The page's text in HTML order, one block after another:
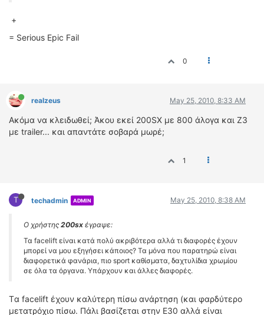
+
= Serious Epic Fail
0
realzeus May 25, 2010, 8:33 AM
Ακόμα να κλειδωθεί; Άκου εκεί 200SX με 800 άλογα και Ζ3
με trailer... και απαντάτε σοβαρά μωρέ;
1
T techadmin ADMIN May 25, 2010, 8:38 AM
Ο χρήστης 200sx έγραψε:
Τα facelift είναι κατά πολύ ακριβότερα αλλά τι διαφορές έχουν
μπορεί να μου εξηγήσει κάποιος? Τα μόνα που παρατηρώ είναι
διαφορετικά φανάρια, πιο sport καθίσματα, δαχτυλίδια χρωμίου
σε όλα τα όργανα. Υπάρχουν και άλλες διαφορές.
Tα facelift έχουν καλύτερη πίσω ανάρτηση (και φαρδύτερο
μετατρόχιο πίσω. Πάλι βασίζεται στην Ε30 αλλά είναι